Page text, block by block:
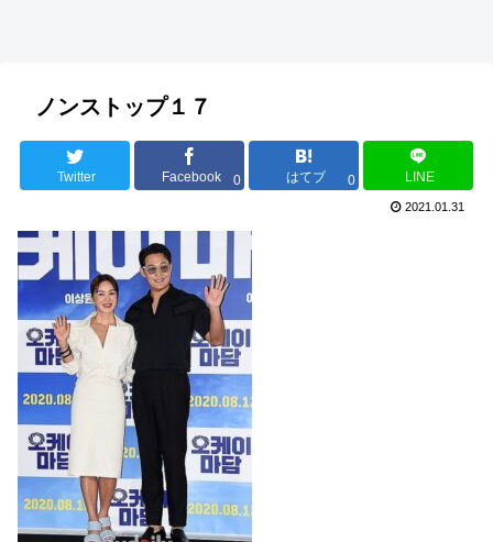
ノンストップ１７
Twitter Facebook 0 はてブ 0 LINE
2021.01.31